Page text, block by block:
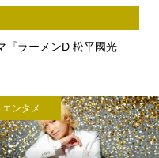
ラーメンD 松平國光
エンタメ